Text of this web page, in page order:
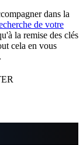
dans la
de votre
la remise des clés
cela en vous